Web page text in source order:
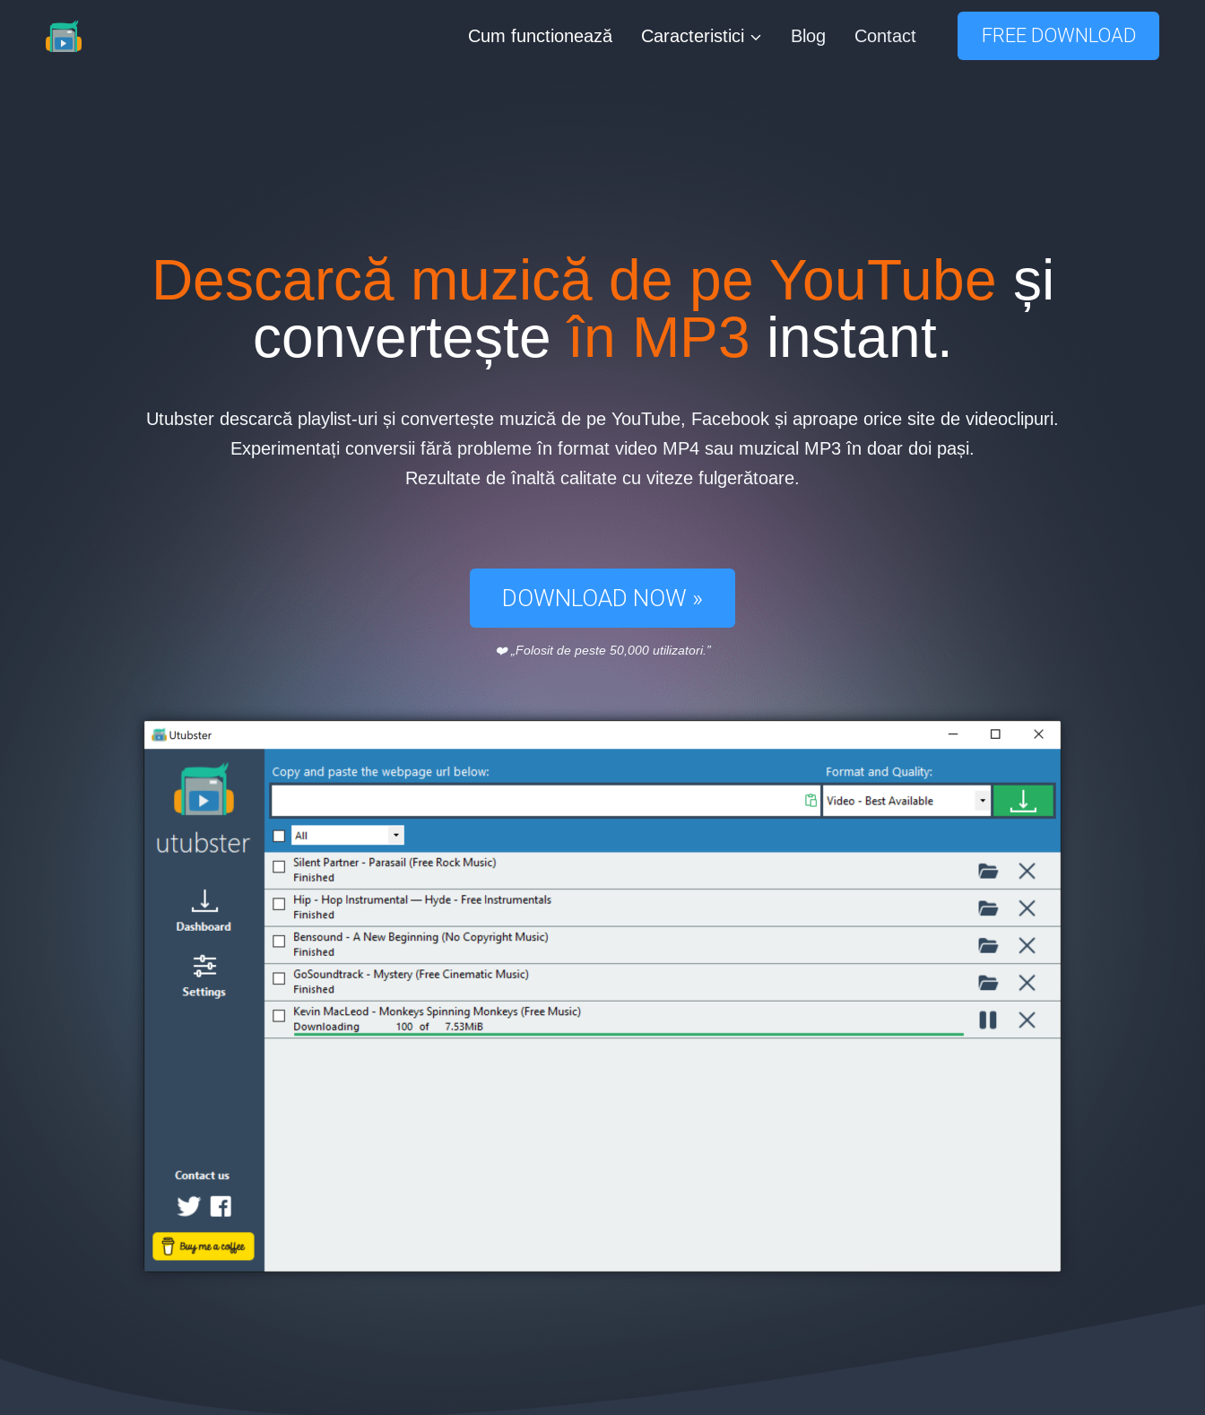
Cum functionează Caracteristici Blog Contact FREE DOWNLOAD
Descarcă muzică de pe YouTube și
converteșteîn MP3 instant.
Utubster descarcă playlist-uri și convertește muzică de pe YouTube, Facebook și aproape orice site de videoclipuri.
Experimentați conversii fără probleme în format video MP4 sau muzical MP3 în doar doi pași.
Rezultate de înaltă calitate cu viteze fulgerătoare.
DOWNLOAD NOW »
❤️ „Folosit de peste 50,000 utilizatori.”